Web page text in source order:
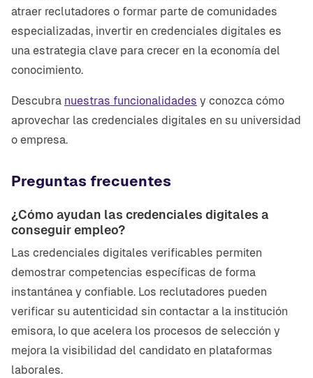
atraer reclutadores o formar parte de comunidades
especializadas, invertir en credenciales digitales es
una estrategia clave para crecer en la economía del
conocimiento.
Descubra nuestras funcionalidades y conozca cómo
aprovechar las credenciales digitales en su universidad
o empresa.
Preguntas frecuentes
¿Cómo ayudan las credenciales digitales a
conseguir empleo?
Las credenciales digitales verificables permiten
demostrar competencias específicas de forma
instantánea y confiable. Los reclutadores pueden
verificar su autenticidad sin contactar a la institución
emisora, lo que acelera los procesos de selección y
mejora la visibilidad del candidato en plataformas
laborales.